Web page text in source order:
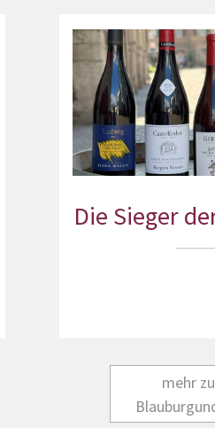
Die Sieger
mehr